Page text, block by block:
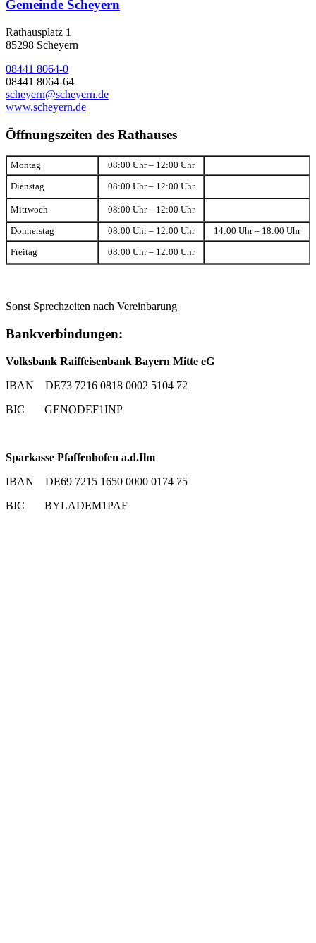
Gemeinde Scheyern
Rathausplatz 1
85298 Scheyern
08441 8064-0
08441 8064-64
scheyern@scheyern.de
www.scheyern.de
Öffnungszeiten des Rathauses
Montag 08:00 Uhr – 12:00 Uhr
Dienstag 08:00 Uhr – 12:00 Uhr
Mittwoch 08:00 Uhr – 12:00 Uhr
Donnerstag 08:00 Uhr – 12:00 Uhr 14:00 Uhr – 18:00 Uhr
Freitag 08:00 Uhr – 12:00 Uhr
Sonst Sprechzeiten nach Vereinbarung
Bankverbindungen:
Volksbank Raiffeisenbank Bayern Mitte eG
IBAN DE73 7216 0818 0002 5104 72
BIC GENODEF1INP
Sparkasse Pfaffenhofen a.d.Ilm
IBAN DE69 7215 1650 0000 0174 75
BIC BYLADEM1PAF